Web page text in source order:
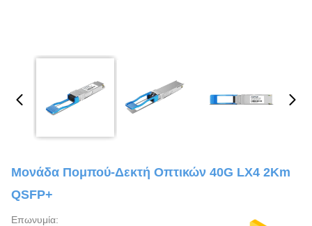
Μονάδα Πομπού-Δεκτή Οπτικών 40G LX4 2Km
QSFP+
Επωνυμία: